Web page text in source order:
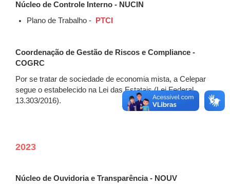
Núcleo de Controle Interno - NUCIN
Plano de Trabalho -
PTCI
Coordenação de Gestão de Riscos e Compliance -
COGRC
Por se tratar de sociedade de economia mista, a Celepar
segue o estabelecido na Lei das Estatais (Lei Federal
13.303/2016).
2023
Núcleo de Ouvidoria e Transparência - NOUV